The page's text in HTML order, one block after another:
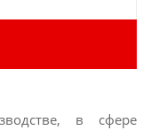
в сфере